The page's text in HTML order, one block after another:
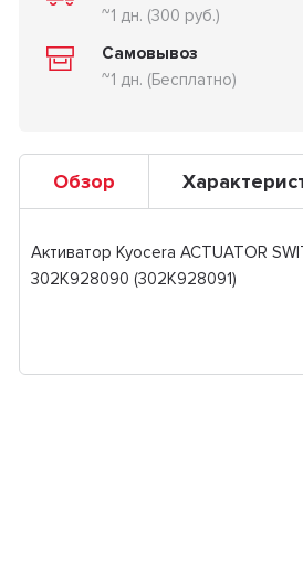
~1 дн. (300 руб.)
Самовывоз
~1 дн. (Бесплатно)
Обзор
Активатор Kyocera ACTUATOR
302K928090 (302K928091)